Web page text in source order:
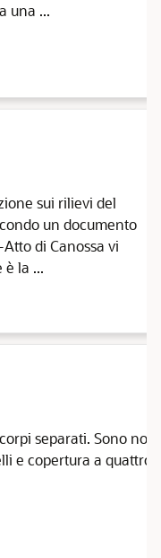
una ...
sui rilievi del
un documento
di Canossa vi
è la ...
separati. Sono
e copertura a quattro